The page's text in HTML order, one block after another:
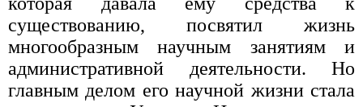
существованию, посвятил жизнь
многообразным научным занятиям и
административной деятельности. Но
главным делом его научной жизни стала